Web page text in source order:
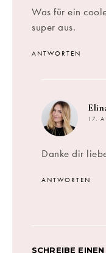
Was für ein
super aus.
ANTWORTEN
17.
Danke dir
ANTWORTEN
SCHREIBE